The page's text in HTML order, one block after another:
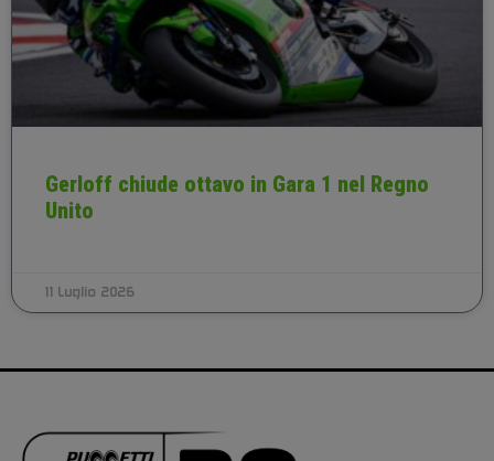
Gerloff chiude ottavo in Gara 1 nel Regno
Unito
11 Luglio 2026